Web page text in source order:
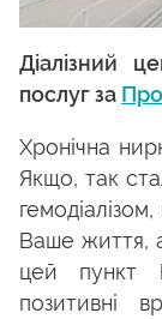
Діалізний
послуг за
Хронічна
Якщо, так
Ваше життя,
цей пункт
позитивні